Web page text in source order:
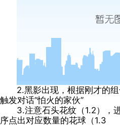
2.黑影出现，根据刚才的
触发对话“怕火的家伙”
3.注意石头花纹（1.2），
序点出对应数量的花球（1.3